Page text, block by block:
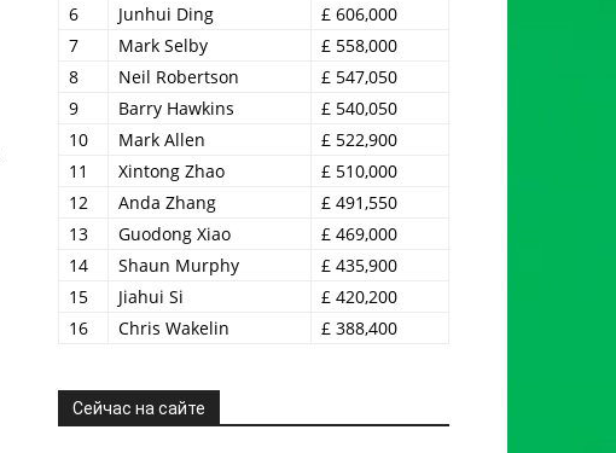
6
Junhui Ding
£ 606,000
7
Mark Selby
£ 558,000
8
Neil Robertson
£ 547,050
9
Barry Hawkins
£ 540,050
10
Mark Allen
£ 522,900
11
Xintong Zhao
£ 510,000
12
Anda Zhang
£ 491,550
13
Guodong Xiao
£ 469,000
14
Shaun Murphy
£ 435,900
15
Jiahui Si
£ 420,200
16
Chris Wakelin £ 388,400
Сейчас на сайте